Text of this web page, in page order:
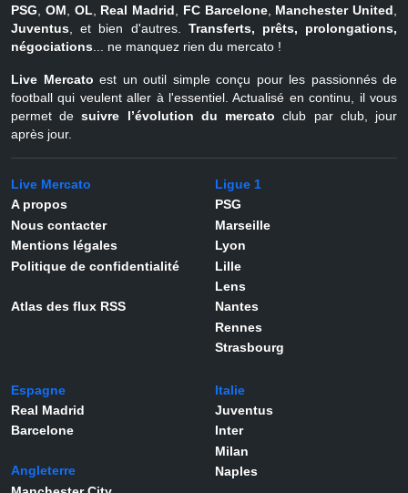
PSG
OM OL Real Madrid FC Barcelone, Manchester United
Juventus , et bien d'autres. Transferts, prêts, prolongations,
négociations ... ne manquez rien du mercato !
Live Mercato est un outil simple conçu pour les passionnés de
football qui veulent aller à l'essentiel. Actualisé en continu, il vous
permet desuivre l’évolution du mercato club par club, jour
après jour.
Live Mercato
A propos
Nous contacter
Mentions légales
Politique de confidentialité
Atlas des flux RSS
Ligue 1
PSG
Marseille
Lyon
Lille
Lens
Nantes
Rennes
Strasbourg
Espagne
Real Madrid
Barcelone
Angleterre
Italie
Juventus
Inter
Milan
Naples